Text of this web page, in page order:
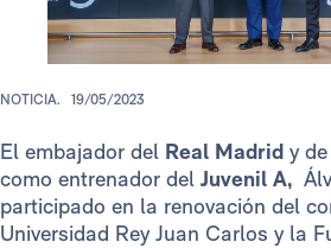
NOTICIA. 19/05/2023
El embajador del Real Madrid y
como entrenador del Juvenil A,
participado en la renovación del
Universidad Rey Juan Carlos y la